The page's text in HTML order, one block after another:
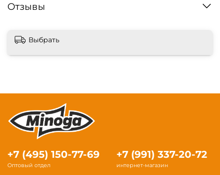
Отзывы
Выбрать
+7 (495) 150-77-69
Оптовый отдел
+7 (991) 337-20-72
интернет-магазин